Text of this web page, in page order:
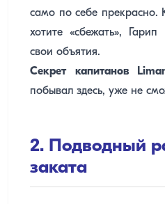
само по себе прекрасно.
хотите «сбежать»,
свои объятия.
Секрет капитанов
побывал здесь, уже не
2. Подводный
заката